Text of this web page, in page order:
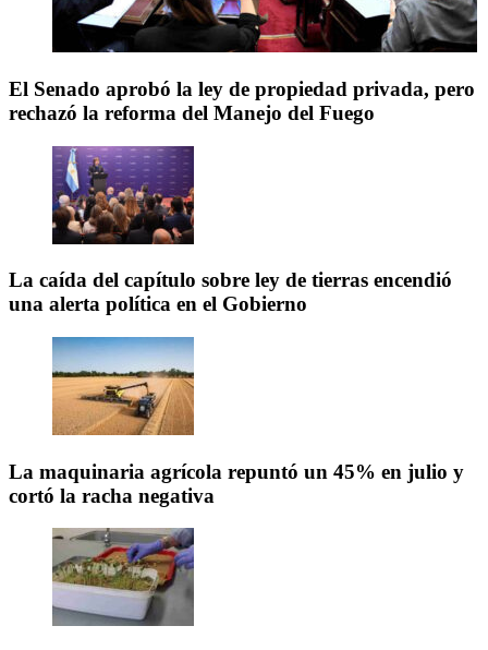
El Senado aprobó la ley de propiedad privada, pero
rechazó la reforma del Manejo del Fuego
La caída del capítulo sobre ley de tierras encendió
una alerta política en el Gobierno
La maquinaria agrícola repuntó un 45% en julio y
cortó la racha negativa